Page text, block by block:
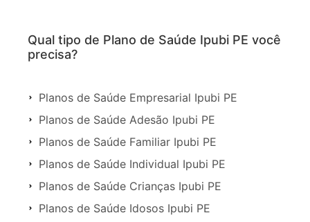
Qual tipo de Plano de Saúde Ipubi PE você
precisa?
Planos de Saúde Empresarial Ipubi PE
Planos de Saúde Adesão Ipubi PE
Planos de Saúde Familiar Ipubi PE
Planos de Saúde Individual Ipubi PE
Planos de Saúde Crianças Ipubi PE
Planos de Saúde Idosos Ipubi PE